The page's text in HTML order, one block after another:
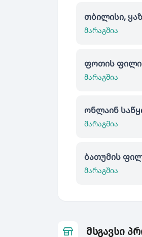
თბილისი,
მარაგშია
ფოთის
მარაგშია
ონლაინ
მარაგშია
ბათუმის
მარაგშია
მსგავსი